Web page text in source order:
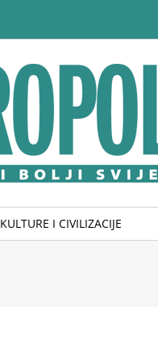
KULTURE I CIVILIZACIJE